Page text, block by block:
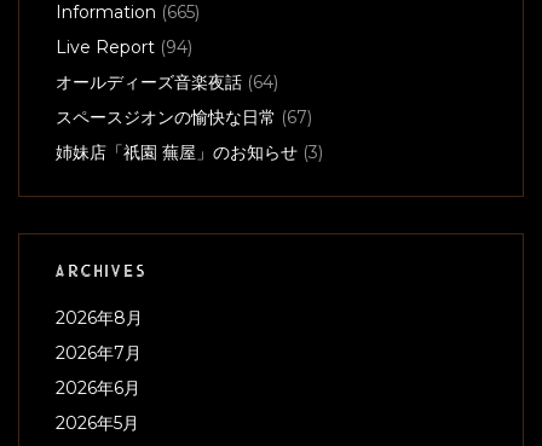
Information (665)
Live Report (94)
オールディーズ音楽夜話 (64)
スペースジオンの愉快な日常 (67)
姉妹店「祇園 蕪屋」のお知らせ (3)
ARCHIVES
2026年8月
2026年7月
2026年6月
2026年5月